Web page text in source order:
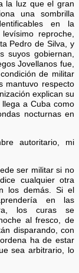
la luz que el gran
una sombrilla
en la
reproche,
Pedro de Silva, y
suyos gobiernan,
Jovellanos fue,
de militar
mantuvo respecto
explican su
a Cuba como
nocturnas en
autoritario, mi
ser militar si no
cualquier otra
los demás. Si el
en las
los curas se
al fresco, de
disparando, con
ha de estar
sea arbitrario, lo